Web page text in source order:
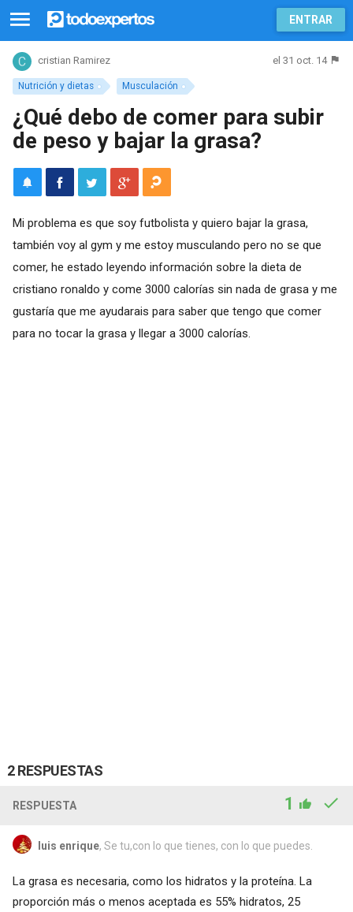
ENTRAR
Nutrición y dietas Musculación
cristian Ramirez el 31 oct. 14
¿Qué debo de comer para subir
de peso y bajar la grasa?
Mi problema es que soy futbolista y quiero bajar la grasa,
también voy al gym y me estoy musculando pero no se que
comer, he estado leyendo información sobre la dieta de
cristiano ronaldo y come 3000 calorías sin nada de grasa y me
gustaría que me ayudarais para saber que tengo que comer
para no tocar la grasa y llegar a 3000 calorías.
2 RESPUESTAS
RESPUESTA 1
luis enrique, Se tu,con lo que tienes, con lo que puedes.
La grasa es necesaria, como los hidratos y la proteína. La
proporción más o menos aceptada es 55% hidratos, 25